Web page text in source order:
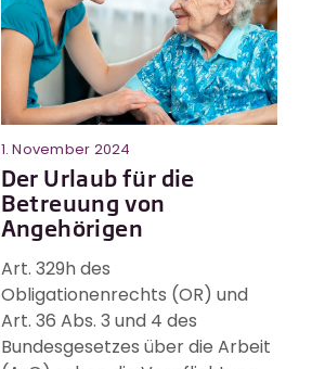
1. November 2024
Der Urlaub für die
Betreuung von
Angehörigen
Art. 329h des
Obligationenrechts (OR) und
Art. 36 Abs. 3 und 4 des
Bundesgesetzes über die Arbeit